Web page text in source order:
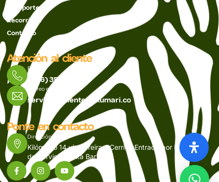
Pasaportes
Recorridos
Contacto
Atención al cliente
PBX
(606) 351 5488
Correo electrónico
servicioalcliente@ukumari.co
Ponte en contacto
Dirección
Kilómetro 14 vía Pereira – CerritosEntrada por la Estación
de Servicio Santa Barbara.